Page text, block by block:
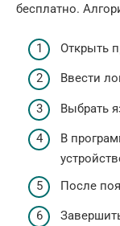
бесплатно.
Открыть
Ввести
Выбрать
В
После